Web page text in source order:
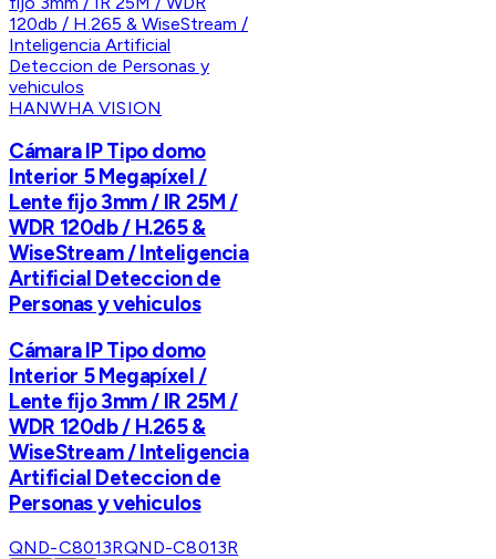
HANWHA VISION
Cámara IP Tipo domo
Interior 5 Megapíxel /
Lente fijo 3mm / IR 25M /
WDR 120db / H.265 &
WiseStream / Inteligencia
Artificial Deteccion de
Personas y vehiculos
Cámara IP Tipo domo
Interior 5 Megapíxel /
Lente fijo 3mm / IR 25M /
WDR 120db / H.265 &
WiseStream / Inteligencia
Artificial Deteccion de
Personas y vehiculos
QND-C8013RQND-C8013R